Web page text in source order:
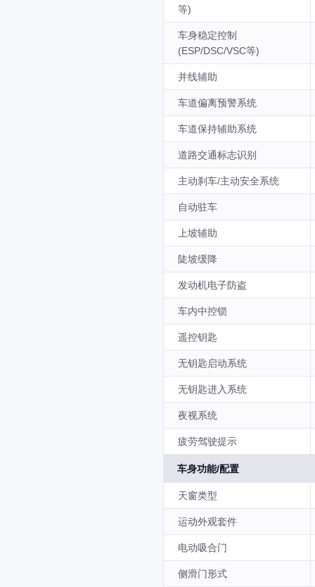
等)
车身稳定控制
(ESP/DSC/VSC等)
并线辅助
车道偏离预警系统
车道保持辅助系统
道路交通标志识别
主动刹车/主动安全系统
自动驻车
上坡辅助
陡坡缓降
发动机电子防盗
车内中控锁
遥控钥匙
无钥匙启动系统
无钥匙进入系统
夜视系统
疲劳驾驶提示
车身功能/配置
天窗类型
运动外观套件
电动吸合门
侧滑门形式